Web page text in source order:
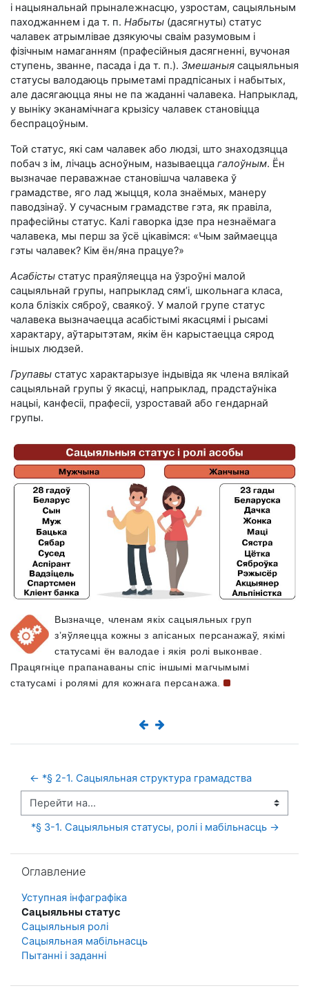
і нацыянальнай прыналежнасцю, узростам, сацыяльным
паходжаннем і да т. п. Набыты (дасягнуты) статус
чалавек атрымлівае дзякуючы сваім разумовым і
фізічным намаганням (прафесійныя дасягненні, вучоная
ступень, званне, пасада і да т. п.). Змешаныя сацыяльныя
статусы валодаюць прыметамі прадпісаных і набытых,
але дасягаюцца яны не па жаданні чалавека. Напрыклад,
у выніку эканамічнага крызісу чалавек становіцца
беспрацоўным.
Той статус, які сам чалавек або людзі, што знаходзяцца
побач з ім, лічаць асноўным, называецца галоўным. Ён
вызначае пераважнае становішча чалавека ў
грамадстве, яго лад жыцця, кола знаёмых, манеру
паводзінаў. У сучасным грамадстве гэта, як правіла,
прафесійны статус. Калі гаворка ідзе пра незнаёмага
чалавека, мы перш за ўсё цікавімся: «Чым займаецца
гэты чалавек? Кім ён/яна працуе?»
Асабісты статус праяўляецца на ўзроўні малой
сацыяльнай групы, напрыклад сям’і, школьнага класа,
кола блізкіх сяброў, сваякоў. У малой групе статус
чалавека вызначаецца асабістымі якасцямі і рысамі
характару, аўтарытэтам, якім ён карыстаецца сярод
іншых людзей.
Групавы статус характарызуе індывіда як члена вялікай
сацыяльнай групы ў якасці, напрыклад, прадстаўніка
нацыі, канфесіі, прафесіі, узроставай або гендарнай
групы.
Вызначце, членам якіх сацыяльных груп
з’яўляецца кожны з апісаных персанажаў, якімі
статусамі ён валодае і якія ролі выконвае.
Працягніце прапанаваны спіс іншымі магчымымі
статусамі і ролямі для кожнага персанажа.
← *§ 2-1. Сацыяльная структура грамадства
Перейти на...
*§ 3-1. Сацыяльныя статусы, ролі і мабільнасць →
Оглавление
Уступная інфаграфіка
Сацыяльны статус
Сацыяльныя ролі
Сацыяльная мабільнасць
Пытанні і заданні